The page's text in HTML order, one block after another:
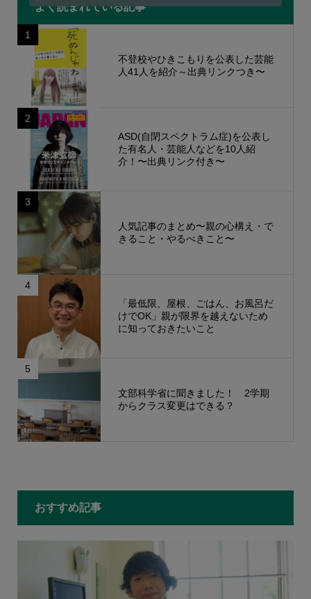
よく読まれている記事
1
不登校やひきこもりを公表した芸能
人41人を紹介～出典リンクつき〜
2
ASD(自閉スペクトラム症)を公表し
た有名人・芸能人などを10人紹
介！〜出典リンク付き〜
3
人気記事のまとめ〜親の心構え・で
きること・やるべきこと〜
4
「最低限、屋根、ごはん、お風呂だ
けでOK」親が限界を越えないため
に知っておきたいこと
5
文部科学省に聞きました！ 2学期
からクラス変更はできる？
おすすめ記事